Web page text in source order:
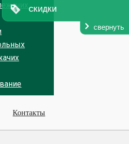
СКИДКИ
свернуть
Контакты